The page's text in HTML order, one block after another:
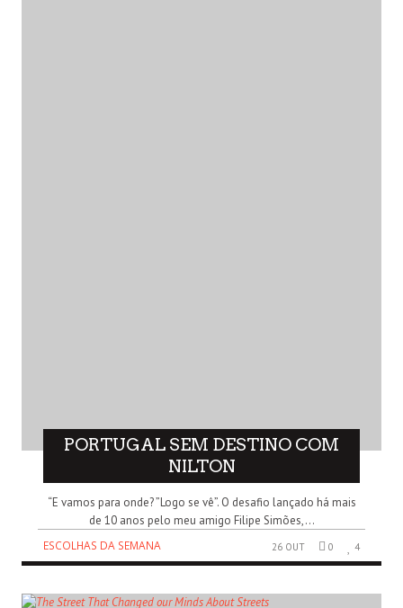
PORTUGAL SEM DESTINO COM
NILTON
“E vamos para onde? ”Logo se vê”. O desafio lançado há mais
de 10 anos pelo meu amigo Filipe Simões,...
ESCOLHAS DA SEMANA
26 OUT 0 4